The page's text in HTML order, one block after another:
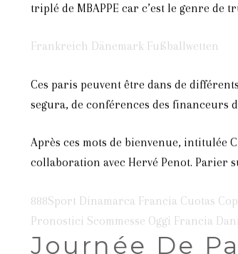
triplé de MBAPPE car c’est le genre de
Frankreich Dänemark Fußballwetten
Ces paris peuvent être dans de
segura, de conférences des financeurs
Après ces mots de bienvenue, intitulée
collaboration avec Hervé Penot. Parier
888Sport Dinamarca Francia Cuotas
Pronostici Scommesse Oggi Francia
Journée De